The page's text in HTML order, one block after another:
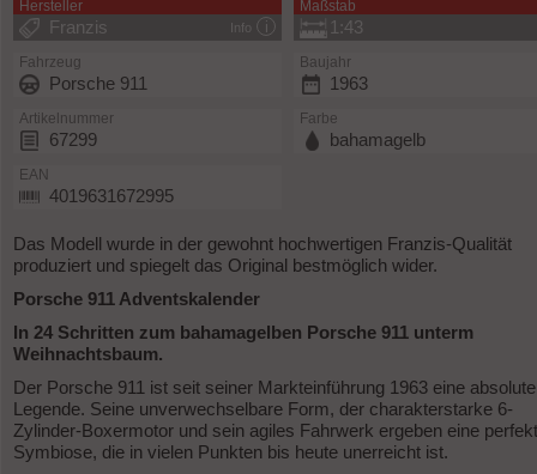
Hersteller
Info
Franzis
Maßstab
1:43
Fahrzeug
Porsche 911
Baujahr
1963
Artikelnummer
67299
Farbe
bahamagelb
EAN
4019631672995
Das Modell wurde in der gewohnt hochwertigen Franzis-Qualität
produziert und spiegelt das Original bestmöglich wider.
Porsche 911 Adventskalender
In 24 Schritten zum bahamagelben Porsche 911 unterm
Weihnachtsbaum.
Der Porsche 911 ist seit seiner Markteinführung 1963 eine absolute
Legende. Seine unverwechselbare Form, der charakterstarke 6-
Zylinder-Boxermotor und sein agiles Fahrwerk ergeben eine
Symbiose, die in vielen Punkten bis heute unerreicht ist.